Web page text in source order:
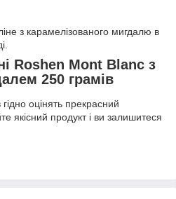
з карамелізованого мигдалю в
Roshen Mont Blanc з
250 грамів
оцінять прекрасний
якісний продукт і ви залишитеся